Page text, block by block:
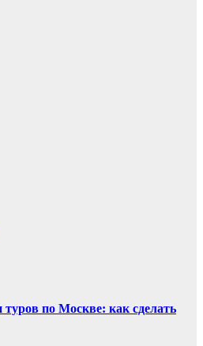
туров по Москве: как сделать